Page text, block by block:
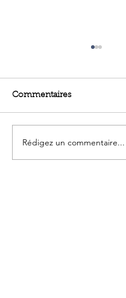
Les clés du
les dirigeants de
Commentaires
Rédigez un commentaire...